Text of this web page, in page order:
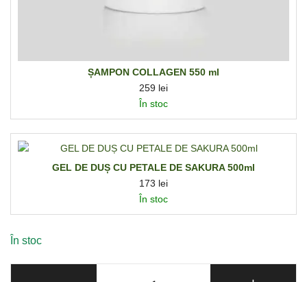
ȘAMPON COLLAGEN 550 ml
259 lei
În stoc
GEL DE DUȘ CU PETALE DE SAKURA 500ml
173 lei
În stoc
În stoc